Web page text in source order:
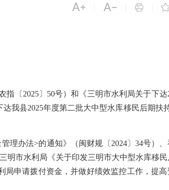
  
指〔 2025〕 50号）和《三明市水利局关于下达
达我县2025年度第二批大中型水库移民后期扶
理办法>的通知》（闽财规〔 2024〕 34号）、
明市水利局《关于印发三明市大中型水库移
申请拨付资金，并做好绩效监控工作，提高